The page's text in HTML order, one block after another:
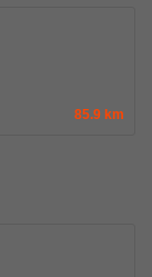
85.9 km